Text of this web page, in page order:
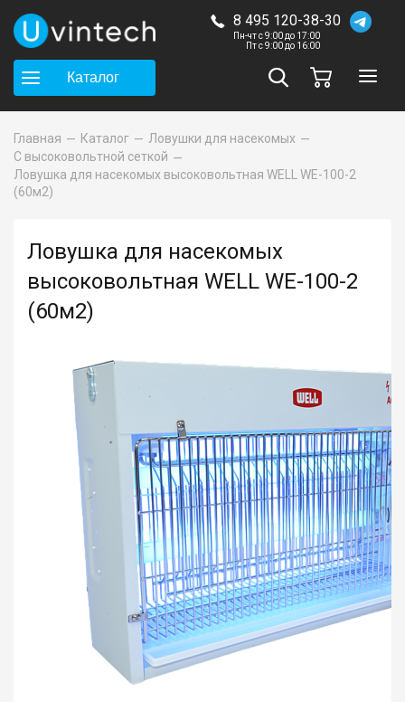
8 495 120-38-30
Пн-чт с 9:00 до 17:00
Пт с 9:00 до 16:00
Каталог
Главная Каталог
Ловушки для насекомых
С высоковольтной сеткой
Ловушка для насекомых высоковольтная WELL WE-100-2
(60м2)
Ловушка для насекомых
высоковольтная WELL WE-100-2
(60м2)